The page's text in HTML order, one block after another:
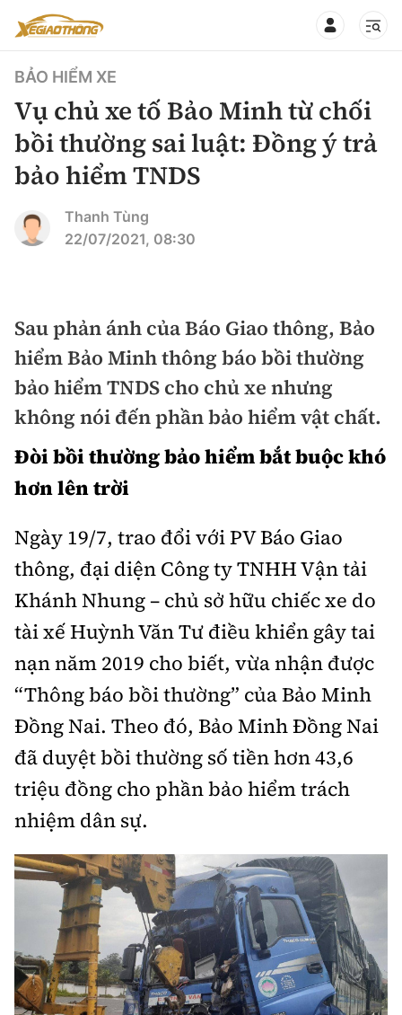
CHUYÊN MỤC QUAY LẠI BÁO XÂY DỰNG
360° xe
Chính sách
Góc nhìn
Tâm điểm
Xe chuyên dụng
Xe máy
Đánh giá xe
Đánh giá xe mới
So sánh
Lái mới
Tư vấn sử dụng
Chọn xe
Lái xe an toàn
Bảo hiểm xe
Sản phẩm bảo hiểm
Bồi thường bảo hiểm
Xe xanh
Video
Review xe
Giới thiệu xe
Ảnh
Ô tô
Xe máy
Cơ quan chủ quản: Bộ Xây dựng
Tổng biên tập:
Nguyễn Thị Hồng Nga
Trưởng ban Ô tô - Xe máy:
Chuyên trang của Báo Xây dựng
Tòa soạn: Số 2 Nguyễn Công Hoan, phường Giảng Võ,
Hà Nội.
Hotline: 0967 376 459;
Liên hệ quảng cáo phát hành: 0915.057.282
BẢO HIỂM XE
Vụ chủ xe tố Bảo Minh từ chối
bồi thường sai luật: Đồng ý trả
bảo hiểm TNDS
Thanh Tùng
22/07/2021, 08:30
Sau phản ánh của Báo Giao thông, Bảo
hiểm Bảo Minh thông báo bồi thường
bảo hiểm TNDS cho chủ xe nhưng
không nói đến phần bảo hiểm vật chất.
Đòi bồi thường bảo hiểm bắt buộc khó
hơn lên trời
Ngày 19/7, trao đổi với PV Báo Giao
thông, đại diện Công ty TNHH Vận tải
Khánh Nhung – chủ sở hữu chiếc xe do
tài xế Huỳnh Văn Tư điều khiển gây tai
nạn năm 2019 cho biết, vừa nhận được
“Thông báo bồi thường” của Bảo Minh
Đồng Nai. Theo đó, Bảo Minh Đồng Nai
đã duyệt bồi thường số tiền hơn 43,6
triệu đồng cho phần bảo hiểm trách
nhiệm dân sự.